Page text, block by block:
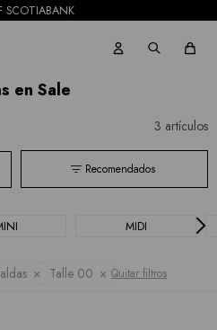
SCOTIABANK
en Sale
3 artículos
Recomendados
MIDI
Talle 00 Quitar filtros